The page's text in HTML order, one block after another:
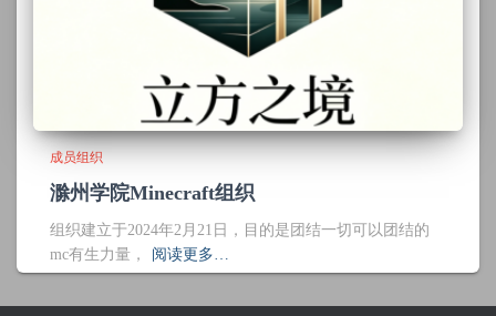
成员组织
滁州学院Minecraft组织
组织建立于2024年2月21日，目的是团结一切可以团结的
mc有生力量，
阅读更多…